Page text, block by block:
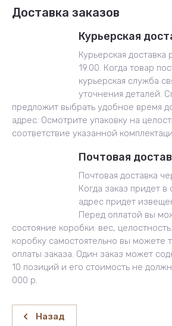
Доставка заказов
Курьерская
Курьерская доставка
19.00. Когда товар
курьерская служба
уточнения деталей.
предложит выбрать удобное время
адрес. Осмотрите упаковку на
соответствие указанной
Почтовая
Почтовая доставка
Когда заказ придет
адрес придет
Перед оплатой вы
состояние коробки: вес,
коробку самостоятельно вы можете
оплаты заказа. Один заказ может
10 позиций и его стоимость не
000 р.
Назад